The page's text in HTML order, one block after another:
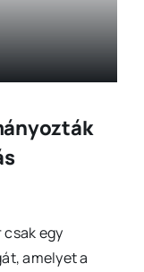
egy
amelyet a